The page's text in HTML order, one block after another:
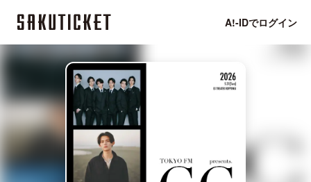
A!-IDでログイン